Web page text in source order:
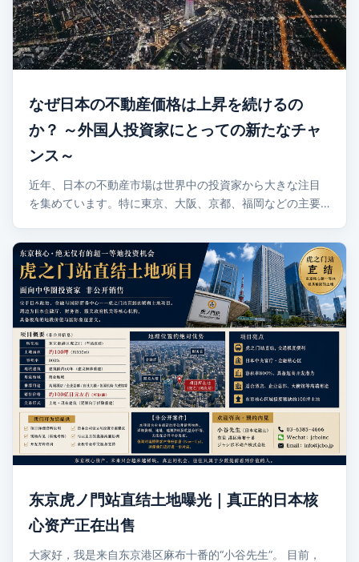
なぜ日本の不動産価格は上昇を続けるの
か？ ～外国人投資家にとっての新たなチャ
ンス～
近年、日本の不動産市場は世界中の投資家から大きな注目
を集めています。特に東京、大阪、京都、福岡などの主要…
东京虎ノ門站直结土地曝光｜真正的日本核
心资产正在出售
大家好，我是来自东京港区麻布十番的“小谷先生”。 目前，